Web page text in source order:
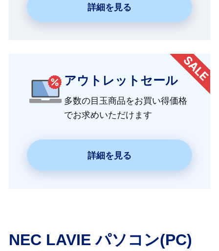
詳細を見る
アウトレットセール
多数の目玉商品をお買い得価格
でお求めいただけます
詳細を見る
NEC LAVIE パソコン(PC)